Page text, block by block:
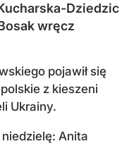
Dziedzic
wręcz
pojawił się
z kieszeni
Ukrainy.
Anita